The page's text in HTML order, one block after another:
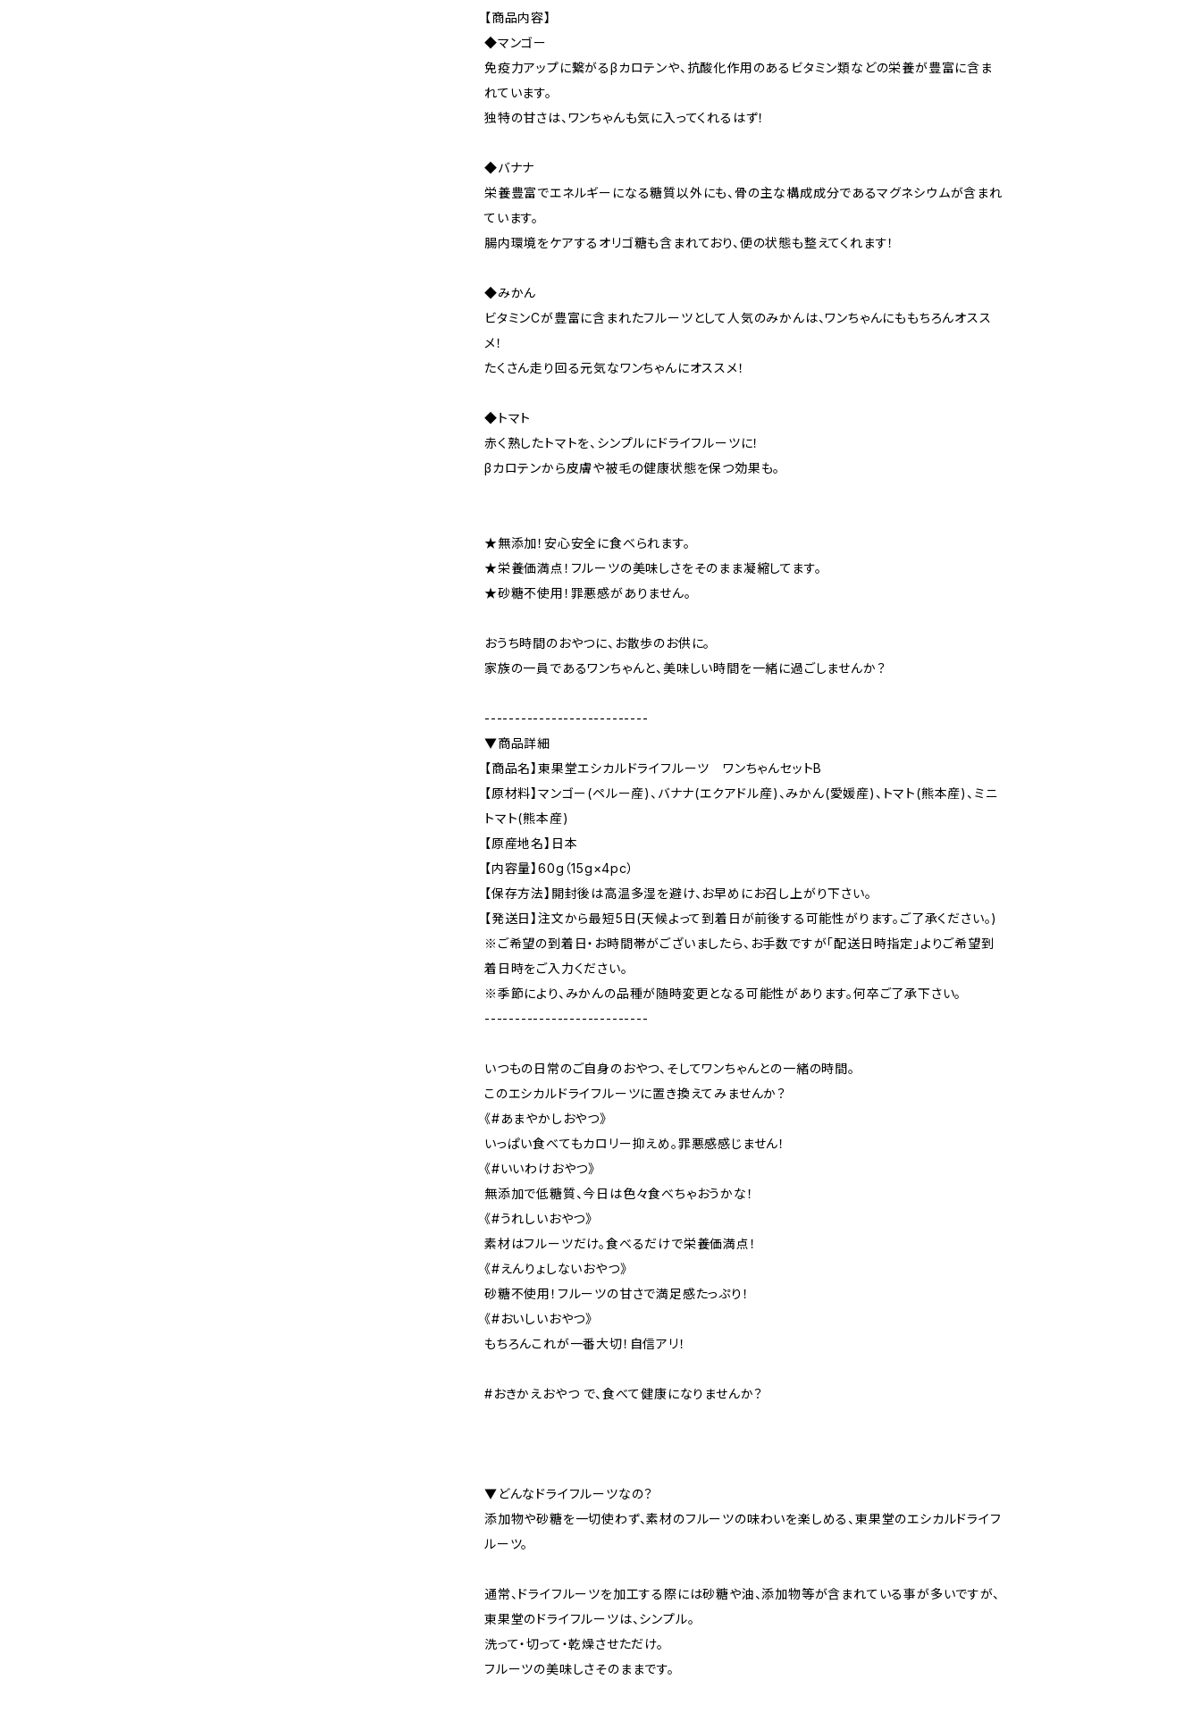
【商品内容】
◆マンゴー
免疫力アップに繋がるβカロテンや、抗酸化作用のあるビタミン類などの栄養が豊富に含ま
れています。
独特の甘さは、ワンちゃんも気に入ってくれるはず！
◆バナナ
栄養豊富でエネルギーになる糖質以外にも、骨の主な構成成分であるマグネシウムが含まれ
ています。
腸内環境をケアするオリゴ糖も含まれており、便の状態も整えてくれます！
◆みかん
ビタミンCが豊富に含まれたフルーツとして人気のみかんは、ワンちゃんにももちろんオスス
メ！
たくさん走り回る元気なワンちゃんにオススメ！
◆トマト
赤く熟したトマトを、シンプルにドライフルーツに！
βカロテンから皮膚や被毛の健康状態を保つ効果も。
★無添加！安心安全に食べられます。
★栄養価満点！フルーツの美味しさをそのまま凝縮してます。
★砂糖不使用！罪悪感がありません。
おうち時間のおやつに、お散歩のお供に。
家族の一員であるワンちゃんと、美味しい時間を一緒に過ごしませんか？
---------------------------
▼商品詳細
【商品名】東果堂エシカルドライフルーツ ワンちゃんセットB
【原材料】マンゴー(ペルー産)、バナナ(エクアドル産)、みかん(愛媛産)、トマト(熊本産)、ミニ
トマト(熊本産)
【原産地名】日本
【内容量】60g（15g×4pc）
【保存方法】開封後は高温多湿を避け、お早めにお召し上がり下さい。
【発送日】注文から最短5日(天候よって到着日が前後する可能性がります。ご了承ください。)
※ご希望の到着日・お時間帯がございましたら、お手数ですが「配送日時指定」よりご希望到
着日時をご入力ください。
※季節により、みかんの品種が随時変更となる可能性があります。何卒ご了承下さい。
---------------------------
いつもの日常のご自身のおやつ、そしてワンちゃんとの一緒の時間。
このエシカルドライフルーツに置き換えてみませんか？
《#あまやかしおやつ》
いっぱい食べてもカロリー抑えめ。罪悪感感じません！
《#いいわけおやつ》
無添加で低糖質、今日は色々食べちゃおうかな！
《#うれしいおやつ》
素材はフルーツだけ。食べるだけで栄養価満点！
《#えんりょしないおやつ》
砂糖不使用！フルーツの甘さで満足感たっぷり！
《#おいしいおやつ》
もちろんこれが一番大切！自信アリ！
#おきかえおやつ で、食べて健康になりませんか？
▼どんなドライフルーツなの？
添加物や砂糖を一切使わず、素材のフルーツの味わいを楽しめる、東果堂のエシカルドライフ
ルーツ。
通常、ドライフルーツを加工する際には砂糖や油、添加物等が含まれている事が多いですが、
東果堂のドライフルーツは、シンプル。
洗って・切って・乾燥させただけ。
フルーツの美味しさそのままです。